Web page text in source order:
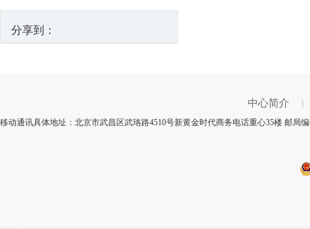
分享到：
中心简介
移动通讯具体地址：北京市武昌区武珞路4510号新黄金时代商务电话重心35楼 邮局